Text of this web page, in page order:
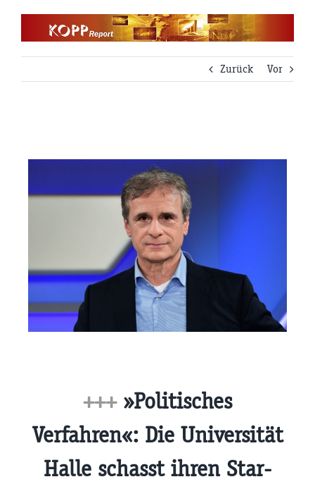
Zurück
Vor
+++»Politisches
Verfahren«: Die Universität
Halle schasst ihren Star-